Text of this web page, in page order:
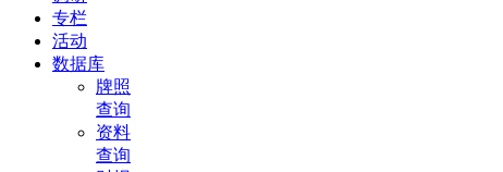
专栏
活动
数据库
牌照
查询
资料
查询